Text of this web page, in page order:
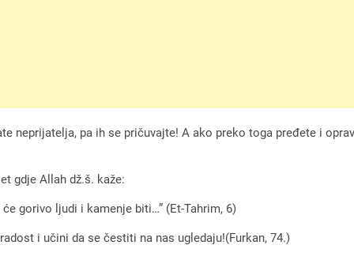
neprijatelja, pa ih se pričuvajte! A ako preko toga pređete i
gdje Allah dž.š. kaže:
gorivo ljudi i kamenje biti…” (Et-Tahrim, 6)
i učini da se čestiti na nas ugledaju!(Furkan, 74.)